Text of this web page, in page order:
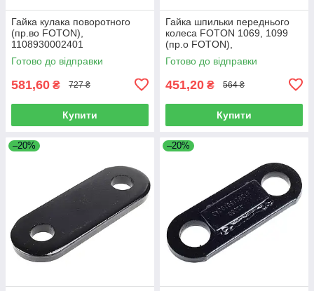
Гайка кулака поворотного
(пр.во FOTON),
1108930002401
Готово до відправки
581,60 ₴ 727 ₴
Купити
Гайка шпильки переднього
колеса FOTON 1069, 1099
(пр.о FOTON),
1106930003404
Готово до відправки
451,20 ₴ 564 ₴
Купити
–20% –20%